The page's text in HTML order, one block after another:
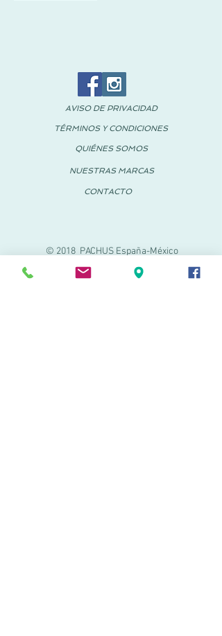
© 2018 PACHUS España-México
AVISO DE PRIVACIDAD
TÉRMINOS Y CONDICIONES
QUIÉNES SOMOS
NUESTRAS MARCAS
CONTACTO
PACHUS VINARÒS